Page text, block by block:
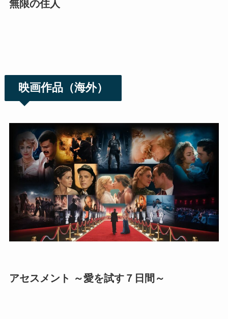
無限の住人
映画作品（海外）
アセスメント ～愛を試す７日間～